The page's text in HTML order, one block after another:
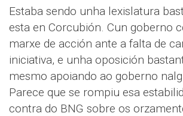
Estaba sendo unha lexislatura
esta en Corcubión. Cun goberno
marxe de acción ante a falta de
iniciativa, e unha oposición
mesmo apoiando ao goberno
Parece que se rompiu esa
contra do BNG sobre os